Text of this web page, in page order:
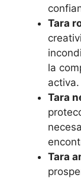
Tara
la
activa.
Tara
Tara